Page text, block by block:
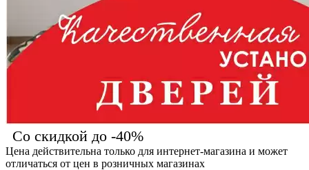
Со скидкой до -40%
Цена действительна только для интернет-магазина и может
отличаться от цен в розничных магазинах